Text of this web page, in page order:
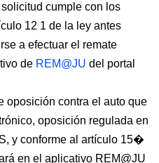
cumple con los
12 1 de la ley antes
a efectuar el remate
de REM@JU del portal
oposición contra el auto que
oposición regulada en
y conforme al artículo 15�
en el aplicativo REM@JU